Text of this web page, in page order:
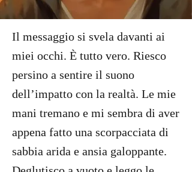
Il messaggio si svela davanti ai
miei occhi. È tutto vero. Riesco
persino a sentire il suono
dell’impatto con la realtà. Le mie
mani tremano e mi sembra di aver
appena fatto una scorpacciata di
sabbia arida e ansia galoppante.